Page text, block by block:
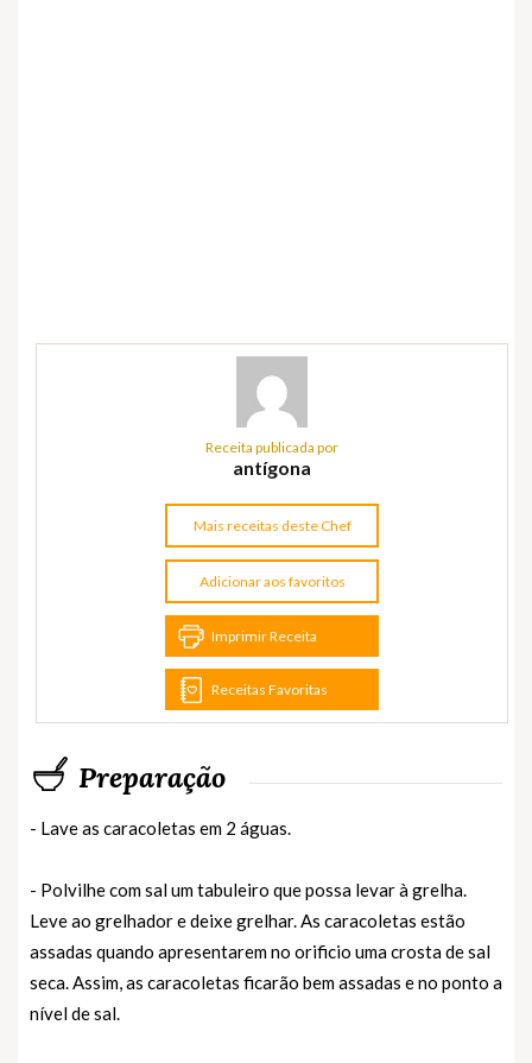
Receita publicada por
antígona
Mais receitas deste Chef
Adicionar aos favoritos
Imprimir Receita
Receitas Favoritas
Preparação
- Lave as caracoletas em 2 águas.
- Polvilhe com sal um tabuleiro que possa levar à grelha.
Leve ao grelhador e deixe grelhar. As caracoletas estão
assadas quando apresentarem no orificio uma crosta de sal
seca. Assim, as caracoletas ficarão bem assadas e no ponto a
nível de sal.